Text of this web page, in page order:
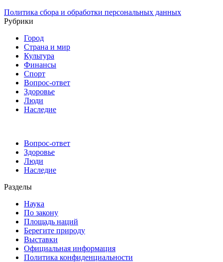
Политика сбора и обработки персональных данных
Рубрики
Город
Страна и мир
Культура
Финансы
Спорт
Вопрос-ответ
Здоровье
Люди
Наследие
Вопрос-ответ
Здоровье
Люди
Наследие
Разделы
Наука
По закону
Площадь наций
Берегите природу
Выставки
Официальная информация
Политика конфиденциальности